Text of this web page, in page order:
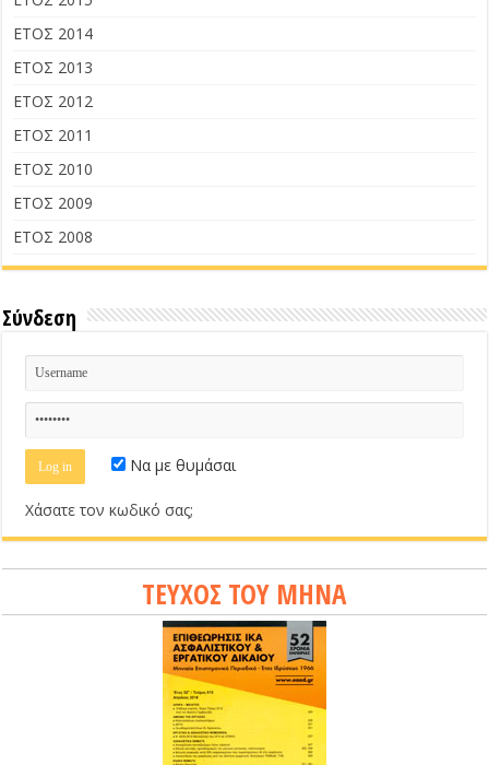
ΕΤΟΣ 2014
ΕΤΟΣ 2013
ΕΤΟΣ 2012
ΕΤΟΣ 2011
ΕΤΟΣ 2010
ΕΤΟΣ 2009
ΕΤΟΣ 2008
Σύνδεση
Να με θυμάσαι
Χάσατε τον κωδικό σας;
ΤΕΥΧΟΣ ΤΟΥ ΜΗΝΑ